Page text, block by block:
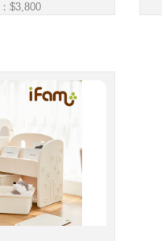
$3,800